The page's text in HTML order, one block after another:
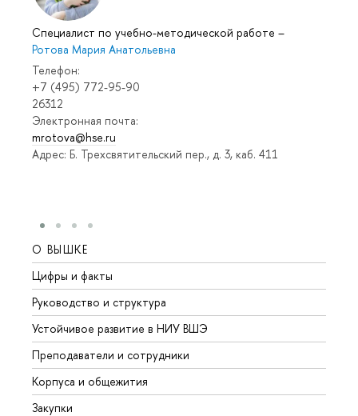
Специалист по учебно-методической работе –
Ротова Мария Анатольевна
Телефон:
+7 (495) 772-95-90
26312
Электронная почта:
mrotova@hse.ru
Адрес: Б. Трехсвятительский пер., д. 3, каб. 411
О ВЫШКЕ
Цифры и факты
Руководство и структура
Устойчивое развитие в НИУ ВШЭ
Преподаватели и сотрудники
Корпуса и общежития
Закупки